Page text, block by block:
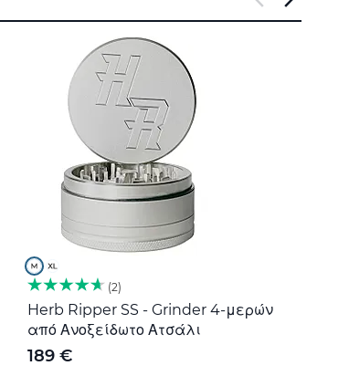
2
Herb Ripper SS - Grinder 4-μερών
από Ανοξείδωτο Ατσάλι
189 €